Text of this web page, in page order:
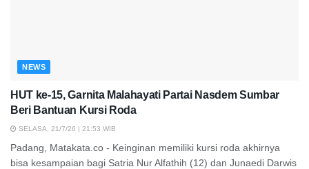
NEWS
HUT ke-15, Garnita Malahayati Partai Nasdem Sumbar
Beri Bantuan Kursi Roda
SELASA, 21/7/26 | 21:53 WIB
Padang, Matakata.co - Keinginan memiliki kursi roda akhirnya
bisa kesampaian bagi Satria Nur Alfathih (12) dan Junaedi Darwis